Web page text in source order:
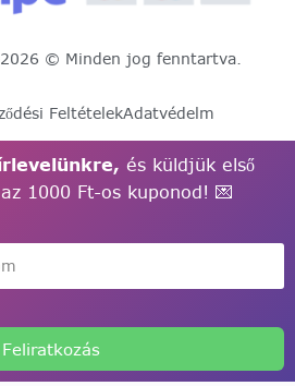
© Minden jog fenntartva.
FeltételekAdatvédelm
és küldjük első
1000 Ft-os kuponod! 💌
Feliratkozás